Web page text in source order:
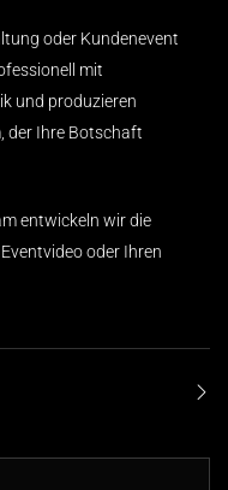
oder Kundenevent
mit
und produzieren
der Ihre Botschaft
entwickeln wir die
oder Ihren